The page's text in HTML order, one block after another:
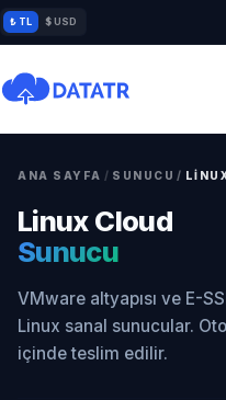
₺ TL $ USD
ANA SAYFA / SUNUCU /
Linux Cloud
Sunucu
VMware altyapısı ve E-
Linux sanal sunucular.
içinde teslim edilir.